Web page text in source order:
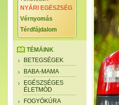
NYÁRI EGÉSZSÉG
Vérnyomás
Térdfájdalom
TÉMÁINK
BETEGSÉGEK
BABA-MAMA
EGÉSZSÉGES
ÉLETMÓD
FOGYÓKÚRA